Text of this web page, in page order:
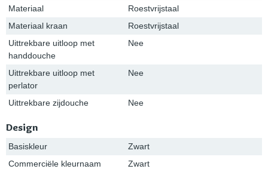
Materiaal
Roestvrijstaal
Materiaal kraan
Roestvrijstaal
Uittrekbare uitloop met
handdouche
Nee
Uittrekbare uitloop met
perlator
Nee
Uittrekbare zijdouche Nee
Design
Basiskleur
Zwart
Commerciële kleurnaam
Zwart